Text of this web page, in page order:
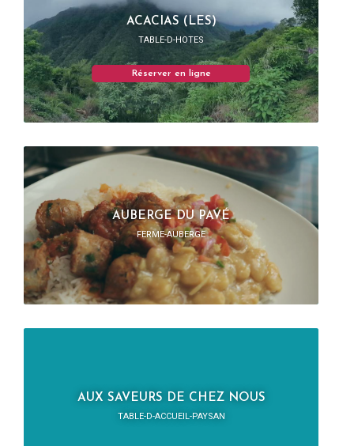
ACACIAS (LES)
TABLE-D-HOTES
Réserver en ligne
AUBERGE DU PAVÉ
FERME-AUBERGE
AUX SAVEURS DE CHEZ NOUS
TABLE-D-ACCUEIL-PAYSAN